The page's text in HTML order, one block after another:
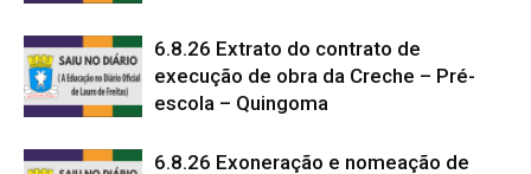
6.8.26 Extrato do contrato de
execução de obra da Creche – Pré-
escola – Quingoma
6.8.26 Exoneração e nomeação de